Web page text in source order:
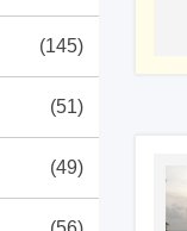
(145)
(51)
(49)